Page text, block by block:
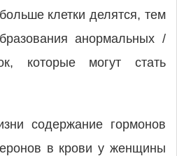
клетки делятся, тем
анормальных /
которые могут стать
содержание гормонов
в крови у женщины